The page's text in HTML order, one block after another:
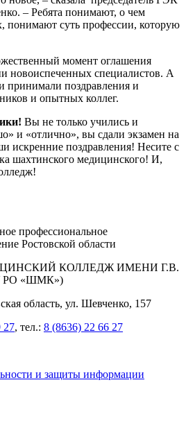
– Ребята понимают, о чем
понимают суть профессии, которую
момент оглашения
новоиспеченных специалистов. А
принимали поздравления и
и опытных коллег.
Вы не только учились и
и «отлично», вы сдали экзамен на
искренние поздравления! Несите с
шахтинского медицинского! И,
профессиональное
Ростовской области
КОЛЛЕДЖ ИМЕНИ Г.В.
РО «ШМК»)
область, ул. Шевченко, 157
27, тел.: 8 (8636) 22 66 27
и защиты информации